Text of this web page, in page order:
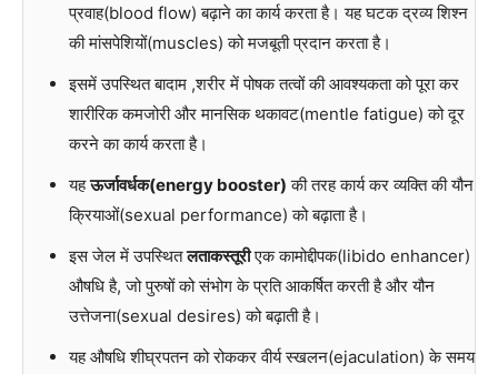
प्रवाह(blood flow) बढ़ाने का कार्य करता है। यह घटक द्रव्य शिश्न
की मांसपेशियों(muscles) को मजबूती प्रदान करता है।
इसमें उपस्थित बादाम ,शरीर में पोषक तत्वों की आवश्यकता को पूरा कर
शारीरिक कमजोरी और मानसिक थकावट(mentle fatigue) को दूर
करने का कार्य करता है।
यहऊर्जावर्धक(energy booster) की तरह कार्य कर व्यक्ति की यौन
क्रियाओं(sexual performance) को बढ़ाता है।
इस जेल में उपस्थितलताकस्तूरीएक कामोद्दीपक(libido enhancer)
औषधि है, जो पुरुषों को संभोग के प्रति आकर्षित करती है और यौन
उत्तेजना(sexual desires) को बढ़ाती है।
यह औषधि शीघ्रपतन को रोककर वीर्य स्खलन(ejaculation) के समय